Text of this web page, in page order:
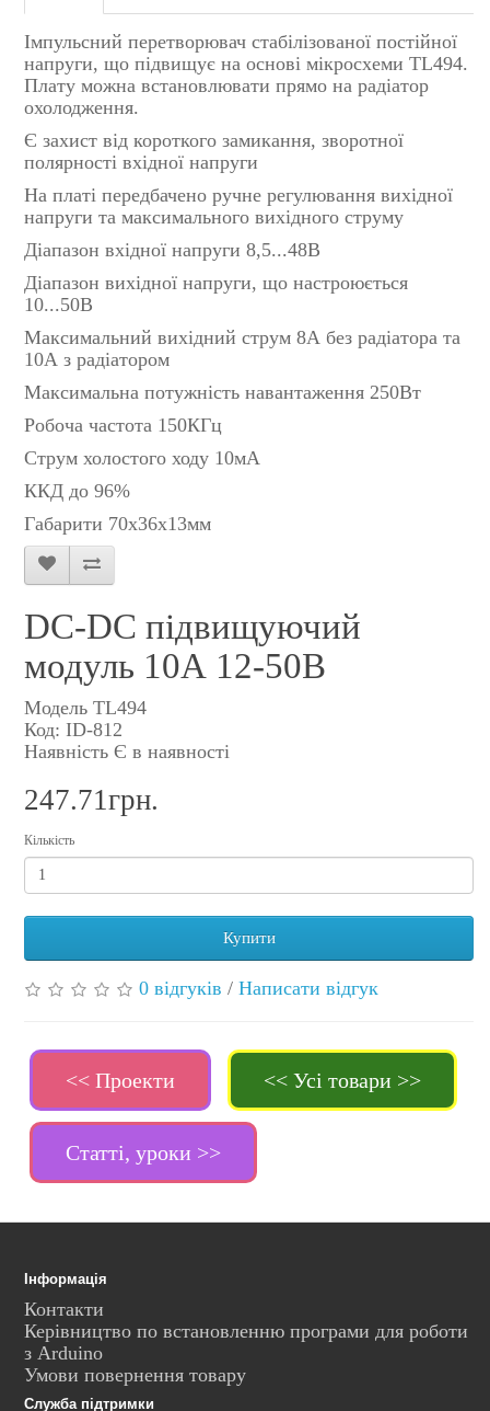
Імпульсний перетворювач стабілізованої постійної
напруги, що підвищує на основі мікросхеми TL494.
Плату можна встановлювати прямо на радіатор
охолодження.
Є захист від короткого замикання, зворотної
полярності вхідної напруги
На платі передбачено ручне регулювання вихідної
напруги та максимального вихідного струму
Діапазон вхідної напруги 8,5...48В
Діапазон вихідної напруги, що настроюється
10...50В
Максимальний вихідний струм 8А без радіатора та
10А з радіатором
Максимальна потужність навантаження 250Вт
Робоча частота 150КГц
Струм холостого ходу 10мА
ККД до 96%
Габарити 70х36х13мм
DC-DC підвищуючий
модуль 10А 12-50В
Модель TL494
Код: ID-812
Наявність Є в наявності
247.71грн.
Кількість
Купити
0 відгуків / Написати відгук
<< Проекти << Усі товари >>
Статті, уроки >>
Інформація
Контакти
Керівництво по встановленню програми для роботи
з Arduino
Умови повернення товару
Служба підтримки